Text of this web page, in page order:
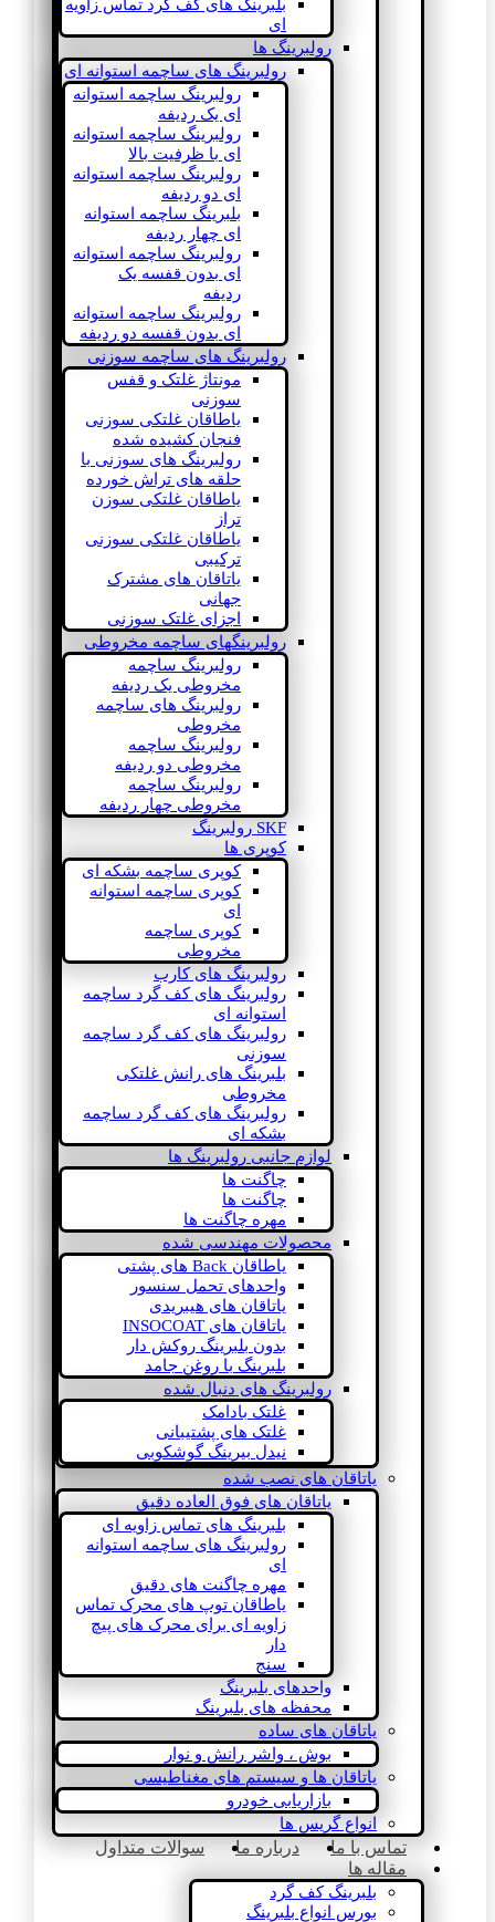
بلبرینگ های کف گرد تماس زاویه
ای
رولبرینگ ها
رولبرینگ های ساچمه استوانه ای
رولبرینگ ساچمه استوانه
ای یک ردیفه
رولبرینگ ساچمه استوانه
ای با ظرفیت بالا
رولبرینگ ساچمه استوانه
ای دو ردیفه
بلبرینگ ساچمه استوانه
ای چهار ردیفه
رولبرینگ ساچمه استوانه
ای بدون قفسه یک
ردیفه
رولبرینگ ساچمه استوانه
ای بدون قفسه دو ردیفه
رولبرینگ های ساچمه سوزنی
مونتاژ غلتک و قفس
سوزنی
یاطاقان غلتکی سوزنی
فنجان کشیده شده
رولبرینگ های سوزنی با
حلقه های تراش خورده
یاطاقان غلتکی سوزن
تراز
یاطاقان غلتکی سوزنی
ترکیبی
یاتاقان های مشترک
جهانی
اجزای غلتک سوزنی
رولبرینگهای ساچمه مخروطی
رولبرینگ ساچمه
مخروطی یک ردیفه
رولبرینگ های ساچمه
مخروطی
رولبرینگ ساچمه
مخروطی دو ردیفه
رولبرینگ ساچمه
مخروطی چهار ردیفه
SKF رولبرینگ
کوپری ها
کوپری ساچمه بشکه ای
کوپری ساچمه استوانه
ای
کوپری ساچمه
مخروطی
رولبرینگ های کارب
رولبرینگ های کف گرد ساچمه
استوانه ای
رولبرینگ های کف گرد ساچمه
سوزنی
بلبرینگ های رانش غلتکی
مخروطی
رولبرینگ های کف گرد ساچمه
بشکه ای
لوازم جانبی رولبرینگ ها
چاگنت ها
چاگنت ها
مهره چاگنت ها
محصولات مهندسی شده
یاطاقان Back های پشتی
واحدهای تحمل سنسور
یاتاقان های هیبریدی
یاتاقان های INSOCOAT
بدون بلبرینگ روکش دار
بلبرینگ با روغن جامد
رولبرینگ های دنبال شده
غلتک بادامک
غلتک های پشتیبانی
نیدل بیرینگ گوشکوبی
یاتاقان های نصب شده
یاتاقان های فوق العاده دقیق
بلبرینگ های تماس زاویه ای
رولبرینگ های ساچمه استوانه
ای
مهره چاگنت های دقیق
یاطاقان توپ های محرک تماس
زاویه ای برای محرک های پیچ
دار
سنج
واحدهای بلبرینگ
محفظه های بلبرینگ
یاتاقان های ساده
بوش ، واشر رانش و نوار
یاتاقان ها و سیستم های مغناطیسی
بازاریابی خودرو
انواع گریس ها
تماس با ما درباره ما
سوالات متداول
مقاله ها
بلبرینگ کف گرد
بورس انواع بلبرینگ